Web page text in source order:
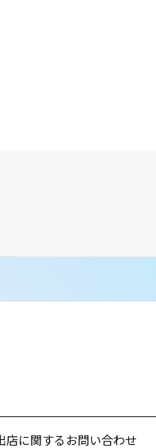
店に関するお問い合わせ